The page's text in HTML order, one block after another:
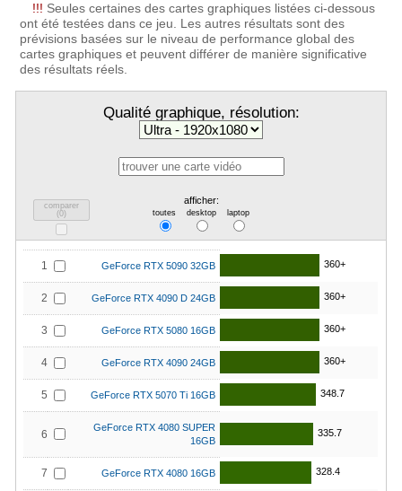
!!! Seules certaines des cartes graphiques listées ci-dessous
ont été testées dans ce jeu. Les autres résultats sont des
prévisions basées sur le niveau de performance global des
cartes graphiques et peuvent différer de manière significative
des résultats réels.
Qualité graphique, résolution:
comparer
(0)
afficher:
toutes desktop laptop
1 GeForce RTX 5090 32GB 360+
2 GeForce RTX 4090 D 24GB 360+
3 GeForce RTX 5080 16GB 360+
4 GeForce RTX 4090 24GB 360+
5 GeForce RTX 5070 Ti 16GB 348.7
6
GeForce RTX 4080 SUPER
16GB
335.7
7 GeForce RTX 4080 16GB 328.4